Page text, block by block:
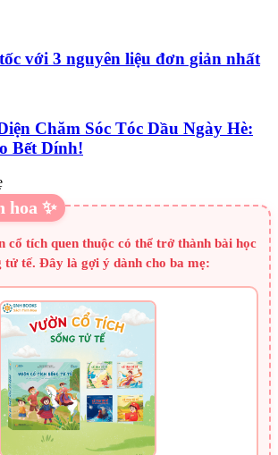
với 3 nguyên liệu đơn giản nhất
Chăm Sóc Tóc Dầu Ngày Hè:
Bết Dính!
hoa ✨
cổ tích quen thuộc có thể trở thành bài học
tử tế. Đây là gợi ý dành cho ba mẹ: